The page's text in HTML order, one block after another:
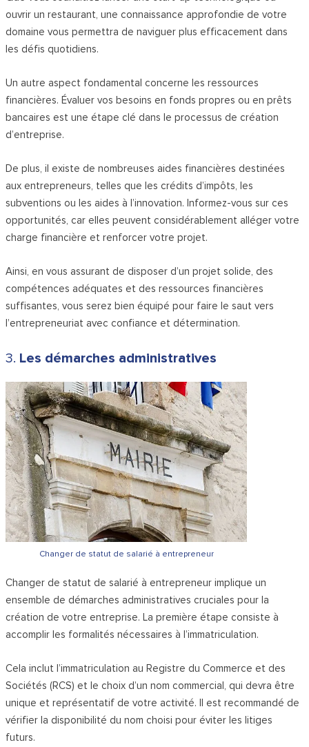
ouvrir un restaurant, une connaissance approfondie de votre
domaine vous permettra de naviguer plus efficacement dans
les défis quotidiens.
Un autre aspect fondamental concerne les ressources
financières. Évaluer vos besoins en fonds propres ou en prêts
bancaires est une étape clé dans le processus de création
d’entreprise.
De plus, il existe de nombreuses aides financières destinées
aux entrepreneurs, telles que les crédits d’impôts, les
subventions ou les aides à l’innovation. Informez-vous sur ces
opportunités, car elles peuvent considérablement alléger votre
charge financière et renforcer votre projet.
Ainsi, en vous assurant de disposer d’un projet solide, des
compétences adéquates et des ressources financières
suffisantes, vous serez bien équipé pour faire le saut vers
l’entrepreneuriat avec confiance et détermination.
3. Les démarches administratives
Changer de statut de salarié à entrepreneur
Changer de statut de salarié à entrepreneur implique un
ensemble de démarches administratives cruciales pour la
création de votre entreprise. La première étape consiste à
accomplir les formalités nécessaires à l’immatriculation.
Cela inclut l’immatriculation au Registre du Commerce et des
Sociétés (RCS) et le choix d’un nom commercial, qui devra être
unique et représentatif de votre activité. Il est recommandé de
vérifier la disponibilité du nom choisi pour éviter les litiges
futurs.